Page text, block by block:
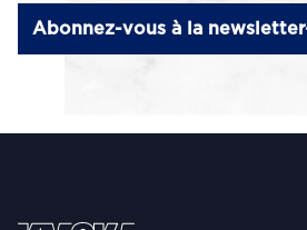
Abonnez-vous à la newsletter